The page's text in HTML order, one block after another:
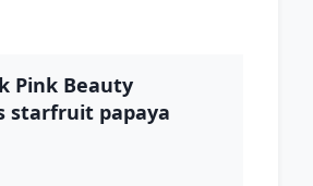
Pink Beauty
starfruit papaya